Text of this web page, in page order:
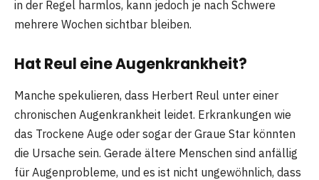
in der Regel harmlos, kann jedoch je nach Schwere
mehrere Wochen sichtbar bleiben.
Hat Reul eine Augenkrankheit?
Manche spekulieren, dass Herbert Reul unter einer
chronischen Augenkrankheit leidet. Erkrankungen wie
das Trockene Auge oder sogar der Graue Star könnten
die Ursache sein. Gerade ältere Menschen sind anfällig
für Augenprobleme, und es ist nicht ungewöhnlich, dass